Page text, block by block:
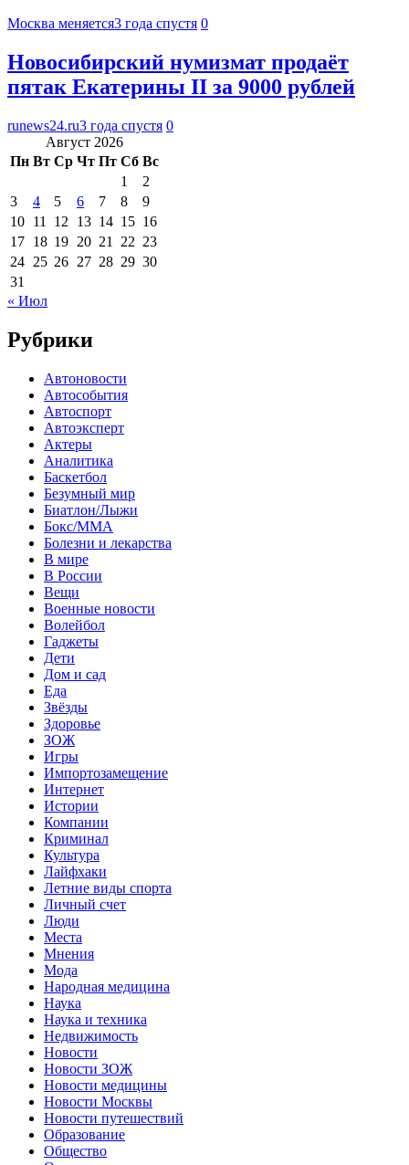
Москва меняется3 года спустя 0
Новосибирский нумизмат продаёт
пятак Екатерины II за 9000 рублей
runews24.ru3 года спустя 0
Август 2026
Пн Вт Ср Чт Пт Сб Вс
1
2
3
4 5 6 7 8
9
10 11 12 13 14 15 16
17 18 19 20 21 22 23
24 25 26 27 28 29 30
31
« Июл
Рубрики
Автоновости
Автособытия
Автоспорт
Автоэксперт
Актеры
Аналитика
Баскетбол
Безумный мир
Биатлон/Лыжи
Бокс/MMA
Болезни и лекарства
В мире
В России
Вещи
Военные новости
Волейбол
Гаджеты
Дети
Дом и сад
Еда
Звёзды
Здоровье
ЗОЖ
Игры
Импортозамещение
Интернет
Истории
Компании
Криминал
Культура
Лайфхаки
Летние виды спорта
Личный счет
Люди
Места
Мнения
Мода
Народная медицина
Наука
Наука и техника
Недвижимость
Новости
Новости ЗОЖ
Новости медицины
Новости Москвы
Новости путешествий
Образование
Общество